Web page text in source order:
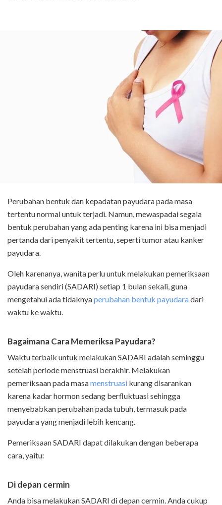
Perubahan bentuk dan kepadatan payudara pada masa
tertentu normal untuk terjadi. Namun, mewaspadai segala
bentuk perubahan yang ada penting karena ini bisa menjadi
pertanda dari penyakit tertentu, seperti tumor atau kanker
payudara.
Oleh karenanya, wanita perlu untuk melakukan pemeriksaan
payudara sendiri (SADARI) setiap 1 bulan sekali, guna
mengetahui ada tidaknyaperubahan bentuk payudaradari
waktu ke waktu.
Bagaimana Cara Memeriksa Payudara?
Waktu terbaik untuk melakukan SADARI adalah seminggu
setelah periode menstruasi berakhir. Melakukan
pemeriksaan pada masamenstruasi kurang disarankan
karena kadar hormon sedang berfluktuasi sehingga
menyebabkan perubahan pada tubuh, termasuk pada
payudara yang menjadi lebih kencang.
Pemeriksaan SADARI dapat dilakukan dengan beberapa
cara, yaitu:
Di depan cermin
Anda bisa melakukan SADARI di depan cermin. Anda cukup